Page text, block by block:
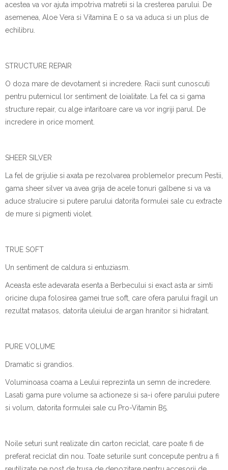
acestea va vor ajuta impotriva matretii si la cresterea parului. De
asemenea, Aloe Vera si Vitamina E o sa va aduca si un plus de
echilibru.
STRUCTURE REPAIR
O doza mare de devotament si incredere. Racii sunt cunoscuti
pentru puternicul lor sentiment de loialitate. La fel ca si gama
structure repair, cu alge intaritoare care va vor ingriji parul. De
incredere in orice moment.
SHEER SILVER
La fel de grijulie si axata pe rezolvarea problemelor precum Pestii,
gama sheer silver va avea grija de acele tonuri galbene si va va
aduce stralucire si putere parului datorita formulei sale cu extracte
de mure si pigmenti violet.
TRUE SOFT
Un sentiment de caldura si entuziasm.
Aceasta este adevarata esenta a Berbecului si exact asta ar simti
oricine dupa folosirea gamei true soft, care ofera parului fragil un
rezultat matasos, datorita uleiului de argan hranitor si hidratant.
PURE VOLUME
Dramatic si grandios.
Voluminoasa coama a Leului reprezinta un semn de incredere.
Lasati gama pure volume sa actioneze si sa-i ofere parului putere
si volum, datorita formulei sale cu Pro-Vitamin B5.
Noile seturi sunt realizate din carton reciclat, care poate fi de
preferat reciclat din nou. Toate seturile sunt concepute pentru a fi